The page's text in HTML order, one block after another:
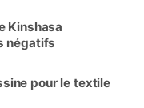
Kinshasa
négatifs
pour le textile